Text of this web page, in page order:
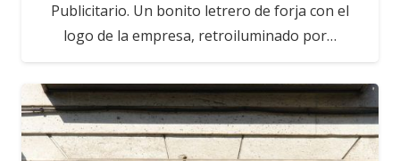
Publicitario. Un bonito letrero de forja con el
logo de la empresa, retroiluminado por…